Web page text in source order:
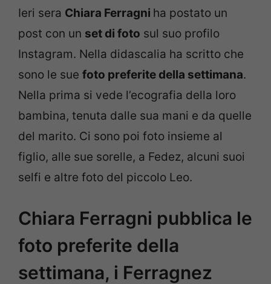
Ieri sera Chiara Ferragni ha postato un
post con un set di foto sul suo profilo
Instagram. Nella didascalia ha scritto che
sono le sue foto preferite della settimana.
Nella prima si vede l’ecografia della loro
bambina, tenuta dalle sua mani e da quelle
del marito. Ci sono poi foto insieme al
figlio, alle sue sorelle, a Fedez, alcuni suoi
selfi e altre foto del piccolo Leo.
Chiara Ferragni pubblica le
foto preferite della
settimana, i Ferragnez